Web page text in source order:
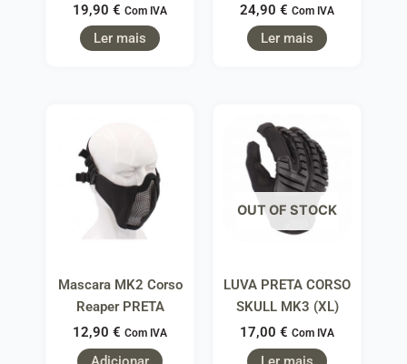
19,90 € Com IVA
Ler mais
24,90 € Com IVA
Ler mais
Mascara MK2 Corso
Reaper PRETA
12,90 € Com IVA
OUT OF STOCK
LUVA PRETA CORSO
SKULL MK3 (XL)
17,00 € Com IVA